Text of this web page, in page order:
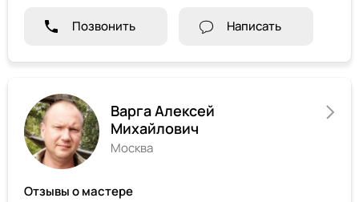
Позвонить Написать
Варга Алексей
Михайлович
Москва
Отзывы о мастере